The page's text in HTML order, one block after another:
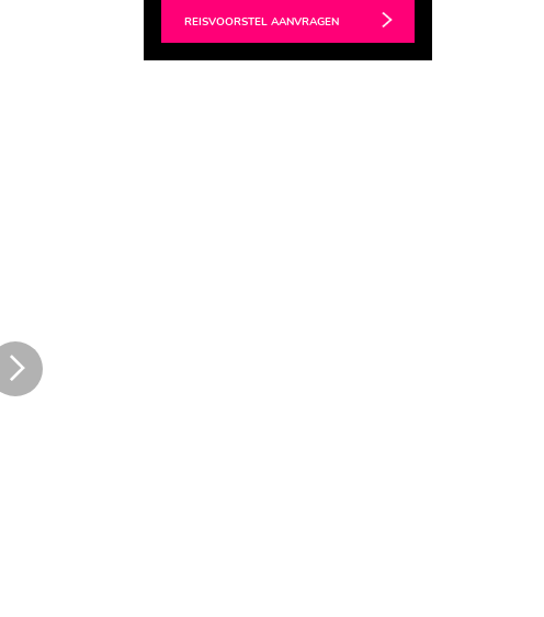
REISVOORSTEL AANVRAGEN